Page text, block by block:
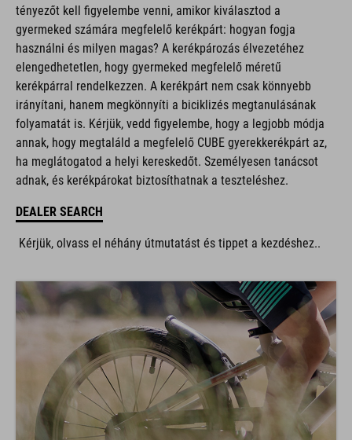
tényezőt kell figyelembe venni, amikor kiválasztod a
gyermeked számára megfelelő kerékpárt: hogyan fogja
használni és milyen magas? A kerékpározás élvezetéhez
elengedhetetlen, hogy gyermeked megfelelő méretű
kerékpárral rendelkezzen. A kerékpárt nem csak könnyebb
irányítani, hanem megkönnyíti a biciklizés megtanulásának
folyamatát is. Kérjük, vedd figyelembe, hogy a legjobb módja
annak, hogy megtaláld a megfelelő CUBE gyerekkerékpárt az,
ha meglátogatod a helyi kereskedőt. Személyesen tanácsot
adnak, és kerékpárokat biztosíthatnak a teszteléshez.
DEALER SEARCH
Kérjük, olvass el néhány útmutatást és tippet a kezdéshez..